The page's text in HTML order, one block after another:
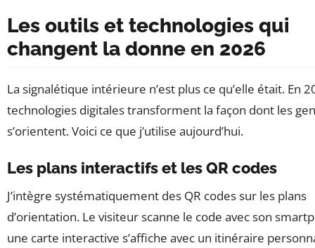
Les outils et technologies qui
changent la donne en 2026
La signalétique intérieure n’est plus ce qu’elle était. En
technologies digitales transforment la façon dont les
s’orientent. Voici ce que j’utilise aujourd’hui.
Les plans interactifs et les QR codes
J’intègre systématiquement des QR codes sur les plans
d’orientation. Le visiteur scanne le code avec son
une carte interactive s’affiche avec un itinéraire